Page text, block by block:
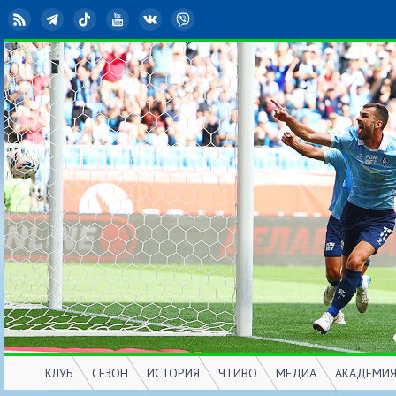
RSS TelegramTikTok YouTubeВКонтакте
КЛУБ
СЕЗОН
ИСТОРИЯ
ЧТИВО
МЕДИА
АКАДЕМИЯ